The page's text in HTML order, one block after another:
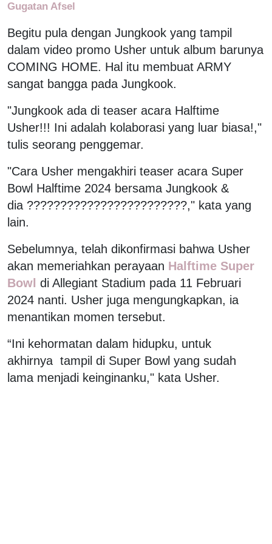
Gugatan Afsel
Begitu pula dengan Jungkook yang tampil
dalam video promo Usher untuk album barunya
COMING HOME. Hal itu membuat ARMY
sangat bangga pada Jungkook.
"Jungkook ada di teaser acara Halftime
Usher!!! Ini adalah kolaborasi yang luar biasa!,"
tulis seorang penggemar.
"Cara Usher mengakhiri teaser acara Super
Bowl Halftime 2024 bersama Jungkook &
dia ????????????????????????," kata yang
lain.
Sebelumnya, telah dikonfirmasi bahwa Usher
akan memeriahkan perayaan Halftime Super
Bowl di Allegiant Stadium pada 11 Februari
2024 nanti. Usher juga mengungkapkan, ia
menantikan momen tersebut.
“Ini kehormatan dalam hidupku, untuk
akhirnya tampil di Super Bowl yang sudah
lama menjadi keinginanku," kata Usher.